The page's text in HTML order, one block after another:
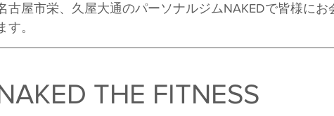
古屋市栄、久屋大通のパーソナルジムNAKEDで皆様に
す。
THE FITNESS